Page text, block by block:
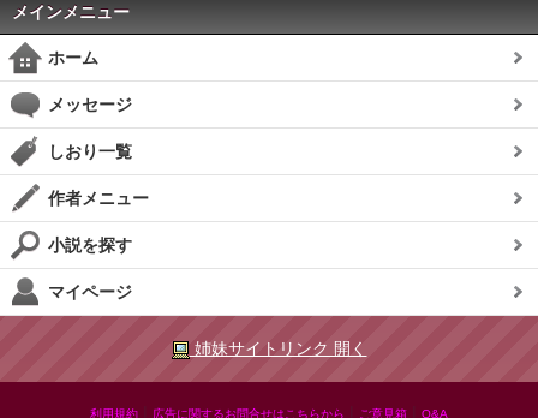
メインメニュー
ホーム
メッセージ
しおり一覧
作者メニュー
小説を探す
マイページ
姉妹サイトリンク 開く
利用規約 広告に関するお問合せはこちらから ご意見箱 Q&A